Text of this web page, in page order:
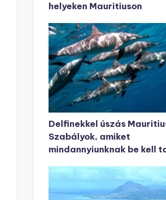
helyeken Mauritiuson
Delfinekkel úszás
Szabályok, amiket
mindannyiunknak be kell